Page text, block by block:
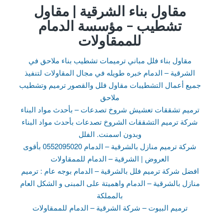
مقاول بناء الشرقية | مقاول
تشطيب – مؤسسة الدمام
للممقاولات
مقاول بناء فلل مباني ترميمات تشطيب بناء ملاحق في
الشرقية – الدمام خبره طويله في مجال المقاولات لتنفيذ
جميع أعمال التشطيبات مقاول فلل والقصور ترميم وتشطيب
ملاحق
ترميم تشققات تعشيش شروخ تصدعات – بأحدث مواد البناء
شركة ترميم التشققات الشروخ تصدعات بأحدث مواد البناء
وبدون اسمنت. الفلل
شركة ترميم منازل بالشرقية – الدمام 0552095020 بأقوى
العروض | الشرقية – الدمام للممقاولات
افضل شركة ترميم فلل بالشرقية – الدمام بوجه عام : ترميم
منازل بالشرقية – الدمام واهميتة على المبنى و الشكل العام
بالمملكة
ترميم البيوت – شركة الشرقية – الدمام للممقاولات